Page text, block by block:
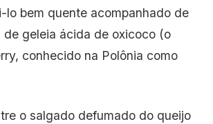
lo bem quente acompanhado de
de geleia ácida de oxicoco (o
conhecido na Polônia como
o salgado defumado do queijo